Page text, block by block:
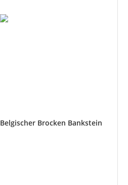
Belgischer Brocken Bankstein